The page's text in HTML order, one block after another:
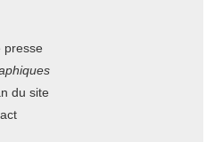
presse
du site